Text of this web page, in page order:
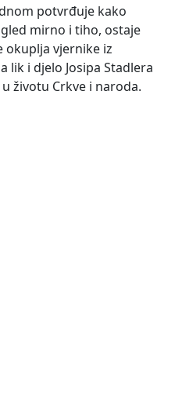
potvrđuje kako
mirno i tiho, ostaje
okuplja vjernike iz
lik i djelo Josipa Stadlera
životu Crkve i naroda.